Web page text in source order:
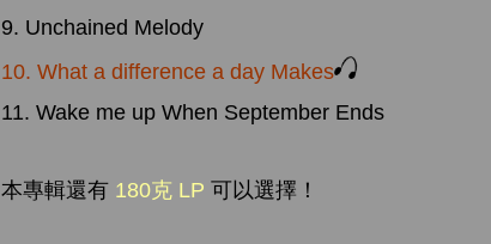
9. Unchained Melody
10. What a difference a day Makes
11. Wake me up When September Ends
本專輯還有 180克 LP 可以選擇！